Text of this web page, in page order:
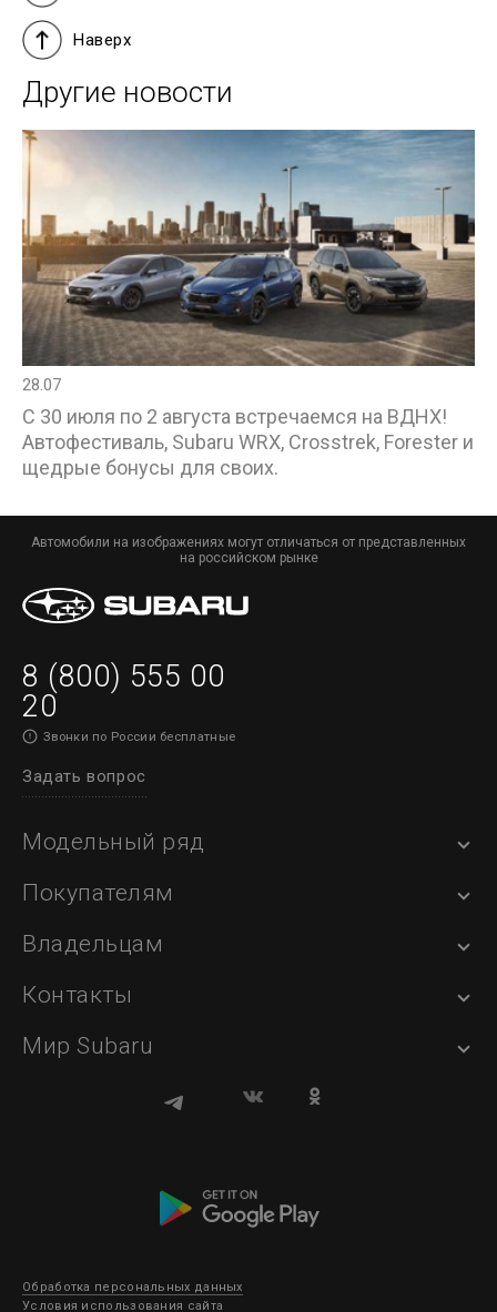
Наверх
Другие новости
28.07
С 30 июля по 2 августа встречаемся на ВДНХ!
Автофестиваль, Subaru WRX, Crosstrek, Forester и
щедрые бонусы для своих.
Автомобили на изображениях могут отличаться от представленных
на российском рынке
8 (800) 555 00
20
Звонки по России бесплатные
Задать вопрос
Модельный ряд
Покупателям
Владельцам
Контакты
Мир Subaru
Обработка персональных данных
Условия использования сайта